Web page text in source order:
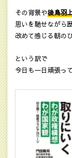
その背景や後鳥羽
思いを馳せながら
改めて感じる朝の
という訳で
今日も一日頑張っ